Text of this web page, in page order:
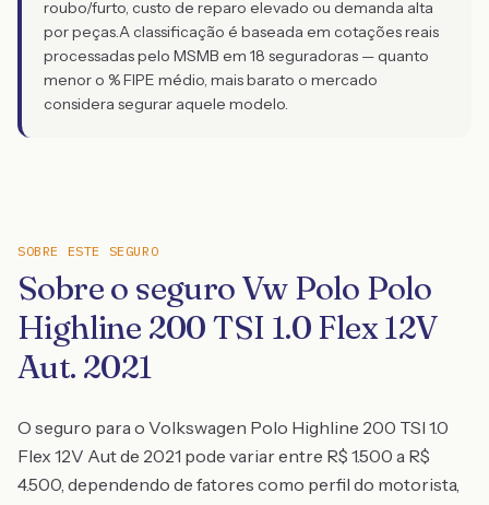
roubo/furto, custo de reparo elevado ou demanda alta
por peças.A classificação é baseada em cotações reais
processadas pelo MSMB em 18 seguradoras — quanto
menor o % FIPE médio, mais barato o mercado
considera segurar aquele modelo.
SOBRE ESTE SEGURO
Sobre o seguro Vw Polo Polo
Highline 200 TSI 1.0 Flex 12V
Aut. 2021
O seguro para o Volkswagen Polo Highline 200 TSI 1.0
Flex 12V Aut de 2021 pode variar entre R$ 1.500 a R$
4.500, dependendo de fatores como perfil do motorista,